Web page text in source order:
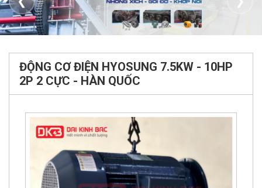
❮ ❯
ĐỘNG CƠ ĐIỆN HYOSUNG 7.5KW - 10HP
2P 2 CỰC - HÀN QUỐC